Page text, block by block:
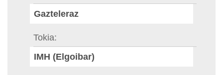
Gazteleraz
Tokia
IMH (Elgoibar)